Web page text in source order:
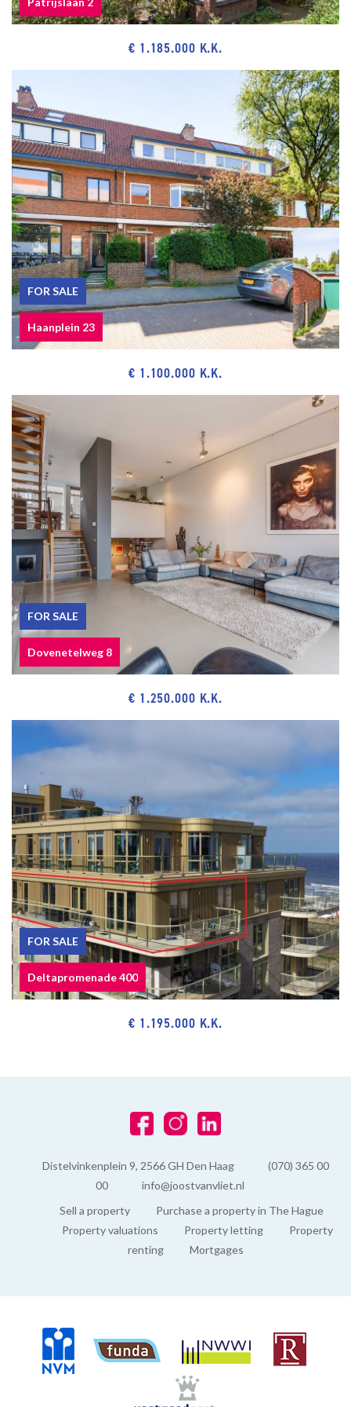
Bosjes van Poot, dunes, beach and sea, Harbor of Scheveningen,
Public transport (Tram Line 12 and Bus 22, 24) and main roads
through Westland Road and Hubertustunnel.
Close to European- and International School of The Hague, various
schools and sport facilities.
The measurement instruction is based on NEN2580. The
measurement instruction is intended to apply a more uniform way
of measuring for giving an indication of the use surface. The
measurement instruction can not completely close differences in
measurement results, for example by differences in interpretation,
rounding or limitations in the performance of the measurement.
€ 1.185.000 K.K.
FOR SALE
Haanplein 23
€ 1.100.000 K.K.
FOR SALE
Dovenetelweg 8
€ 1.250.000 K.K.
FOR SALE
Deltapromenade 400
€ 1.195.000 K.K.
Distelvinkenplein 9, 2566 GH Den Haag
(070) 365 00
00
info@joostvanvliet.nl
Sell a property
Purchase a property in The Hague
Property valuations
Property letting
Property
renting
Mortgages